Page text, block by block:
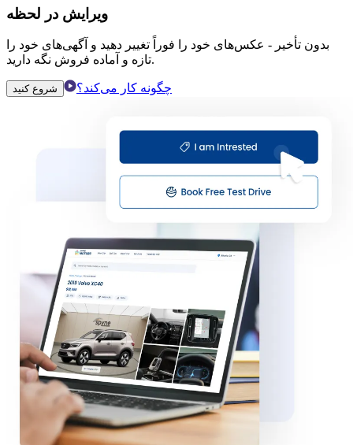
ویرایش در لحظه
بدون تأخیر - عکس‌های خود را فوراً تغییر دهید و آگهی‌های خود را
تازه و آماده فروش نگه دارید.
شروع کنید چگونه کار می‌کند؟